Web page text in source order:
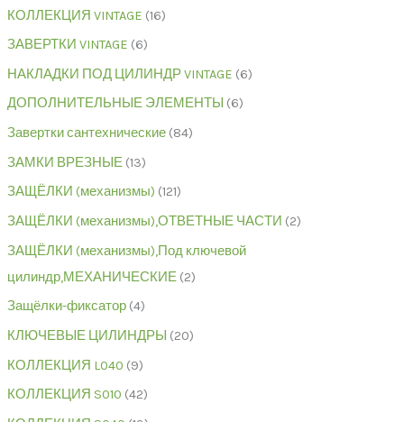
КОЛЛЕКЦИЯ VINTAGE 16
ЗАВЕРТКИ VINTAGE 6
НАКЛАДКИ ПОД ЦИЛИНДР VINTAGE 6
ДОПОЛНИТЕЛЬНЫЕ ЭЛЕМЕНТЫ 6
Завертки сантехнические 84
ЗАМКИ ВРЕЗНЫЕ 13
ЗАЩЁЛКИ (механизмы) 121
ЗАЩЁЛКИ (механизмы),ОТВЕТНЫЕ ЧАСТИ 2
ЗАЩЁЛКИ (механизмы),Под ключевой
цилиндр,МЕХАНИЧЕСКИЕ 2
Защёлки-фиксатор 4
КЛЮЧЕВЫЕ ЦИЛИНДРЫ
20
КОЛЛЕКЦИЯ L040 9
КОЛЛЕКЦИЯ S010 42